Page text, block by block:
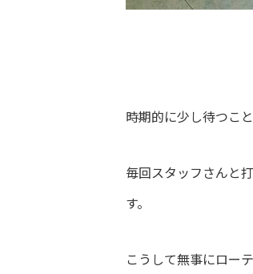
時期的に少し待つこ
毎回スタッフさんと
す。
こうして無事にロー